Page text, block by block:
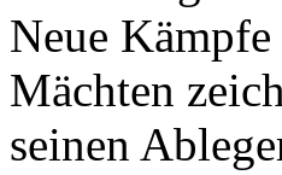
Neue
Mächten
seinen